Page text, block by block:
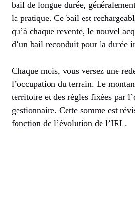
bail de longue durée,
la pratique. Ce bail est
qu’à chaque revente, le nouvel
d’un bail reconduit pour la durée
Chaque mois, vous versez une
l’occupation du terrain. Le
territoire et des règles fixées par
gestionnaire. Cette somme est
fonction de l’évolution de l’IRL.